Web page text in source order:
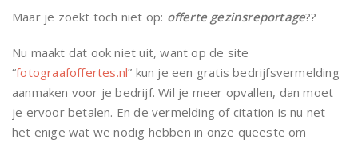
Maar je zoekt toch niet op: offerte gezinsreportage??
Nu maakt dat ook niet uit, want op de site
“fotograafoffertes.nl” kun je een gratis bedrijfsvermelding
aanmaken voor je bedrijf. Wil je meer opvallen, dan moet
je ervoor betalen. En de vermelding of citation is nu net
het enige wat we nodig hebben in onze queeste om